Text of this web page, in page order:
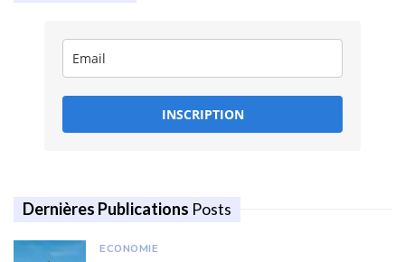
INSCRIPTION
Dernières Publications Posts
ECONOMIE